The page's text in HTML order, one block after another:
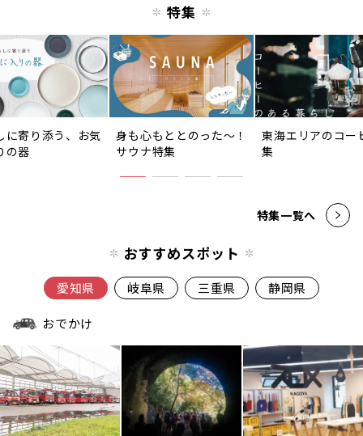
特集
に寄り添う、お気
の器
身も心もととのった〜！
サウナ特集
東海エリアのコー
集
特集一覧へ
おすすめスポット
愛知県 岐阜県 三重県 静岡県
おでかけ